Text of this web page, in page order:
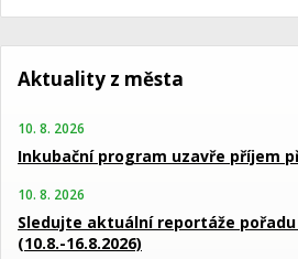
Aktuality z města
10. 8. 2026
Inkubační program uzavře příjem
10. 8. 2026
Sledujte aktuální reportáže
(10.8.-16.8.2026)